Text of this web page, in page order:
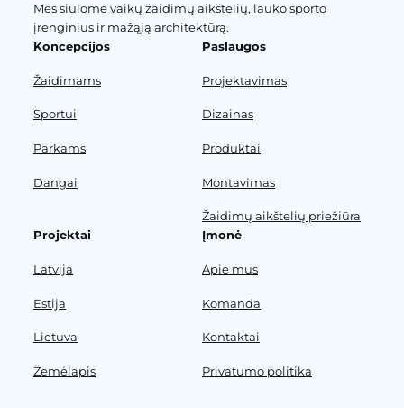
Mes siūlome vaikų žaidimų aikštelių, lauko sporto
įrenginius ir mažąją architektūrą.
Koncepcijos
Žaidimams
Sportui
Parkams
Dangai
Paslaugos
Projektavimas
Dizainas
Produktai
Montavimas
Žaidimų aikštelių priežiūra
Projektai
Latvija
Estija
Lietuva
Žemėlapis
Įmonė
Apie mus
Komanda
Kontaktai
Privatumo politika